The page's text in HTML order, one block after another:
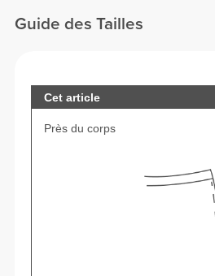
Guide des Tailles
Cet article
Près du corps